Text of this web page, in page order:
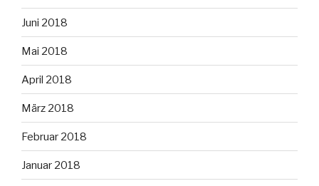
Juni 2018
Mai 2018
April 2018
März 2018
Februar 2018
Januar 2018